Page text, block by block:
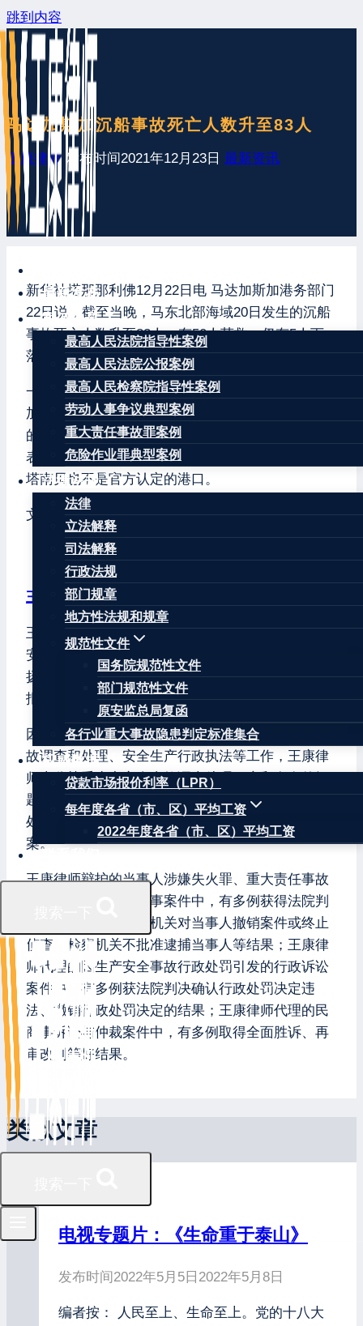
跳到内容
最新发布
案例分享
最高人民法院指导性案例
最高人民法院公报案例
最高人民检察院指导性案例
劳动人事争议典型案例
重大责任事故罪案例
危险作业罪典型案例
法律法规
法律
立法解释
司法解释
行政法规
部门规章
地方性法规和规章
规范性文件
国务院规范性文件
部门规范性文件
原安监总局复函
各行业重大事故隐患判定标准集合
权威数据
贷款市场报价利率（LPR）
每年度各省（市、区）平均工资
2022年度各省（市、区）平均工资
马达加斯加沉船事故死亡人数升至83人
王康律师 发布时间2021年12月23日 最新资讯
新华社塔那那利佛12月22日电 马达加斯加港务部门
22日说，截至当晚，马东北部海域20日发生的沉船
事故死亡人数升至83人，有50人获救，仍有5人下
落不明。
一艘载有130多名乘客的船只20日上午从马达加斯
加东北部安塔南贝出发，在前往苏阿涅拉纳-伊翁古
的途中轮机舱进水，随后沉没。马港务部门负责人
表示，事故船只为货船，无载客资质，其始发地安
塔南贝也不是官方认定的港口。
文章标签：#马达加斯加沉船事故
王康律师
王康律师，注册安全工程师，北京华让律师事务所
安全生产和消防安全专业委员会主任，曾任江苏省
扬州市宝应县原安监局公务员、原《中国安全生产
报》记者。
因曾在安监局负责安全生产监督管理、生产安全事
故调查和处理、安全生产行政执法等工作，王康律
师十分熟悉生产安全事故调查处理程序和存在的问
题，善于对因生产安全事故引发的民事赔偿、行政
处罚和刑事追责提供专业法律服务和有效应对方
案。
王康律师辩护的当事人涉嫌失火罪、重大责任事故
罪、合同诈骗罪等刑事案件中，有多例获得法院判
决当事人无罪、公安机关对当事人撤销案件或终止
侦查、检察机关不批准逮捕当事人等结果；王康律
师代理的因生产安全事故行政处罚引发的行政诉讼
案件中，有多例获法院判决确认行政处罚决定违
法、撤销行政处罚决定的结果；王康律师代理的民
商事诉讼与仲裁案件中，有多例取得全面胜诉、再
审改判等好结果。
类似文章
电视专题片：《生命重于泰山》
发布时间2022年5月5日 2022年5月8日
编者按： 人民至上、生命至上。党的十八大